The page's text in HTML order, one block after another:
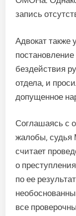
запись
Адвокат также
без­действия
отдела, и
допущенное
Соглашаясь с
жалобы, судья
считает
о
по ее
все